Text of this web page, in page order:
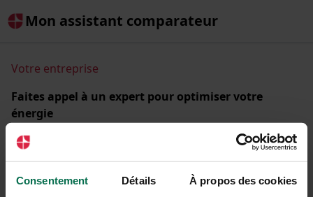
Consentement Détails À propos des cookies
Mon assistant comparateur
Votre entreprise
Faites appel à un expert pour optimiser votre
énergie
Comparez les offres d'énergie de + de 30 fournisseurs
partenaires et réduisez la facture de votre entreprise.
Raison sociale ou SIREN